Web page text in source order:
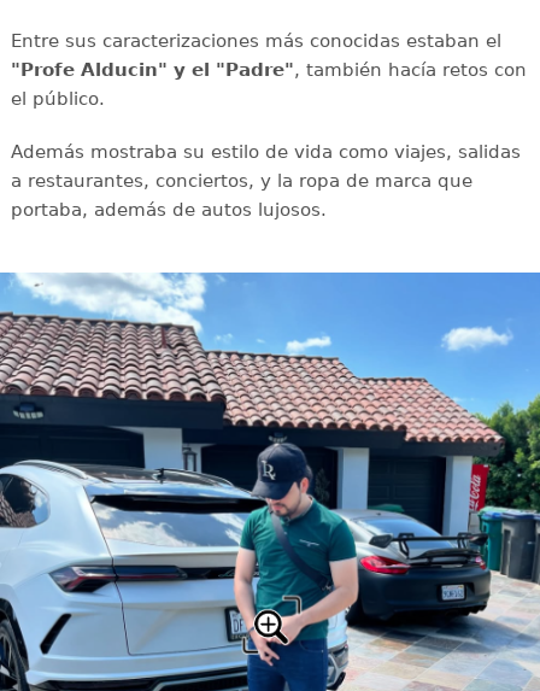
Entre sus caracterizaciones más conocidas estaban el
"Profe Alducin" y el "Padre", también hacía retos con
el público.
Además mostraba su estilo de vida como viajes, salidas
a restaurantes, conciertos, y la ropa de marca que
portaba, además de autos lujosos.